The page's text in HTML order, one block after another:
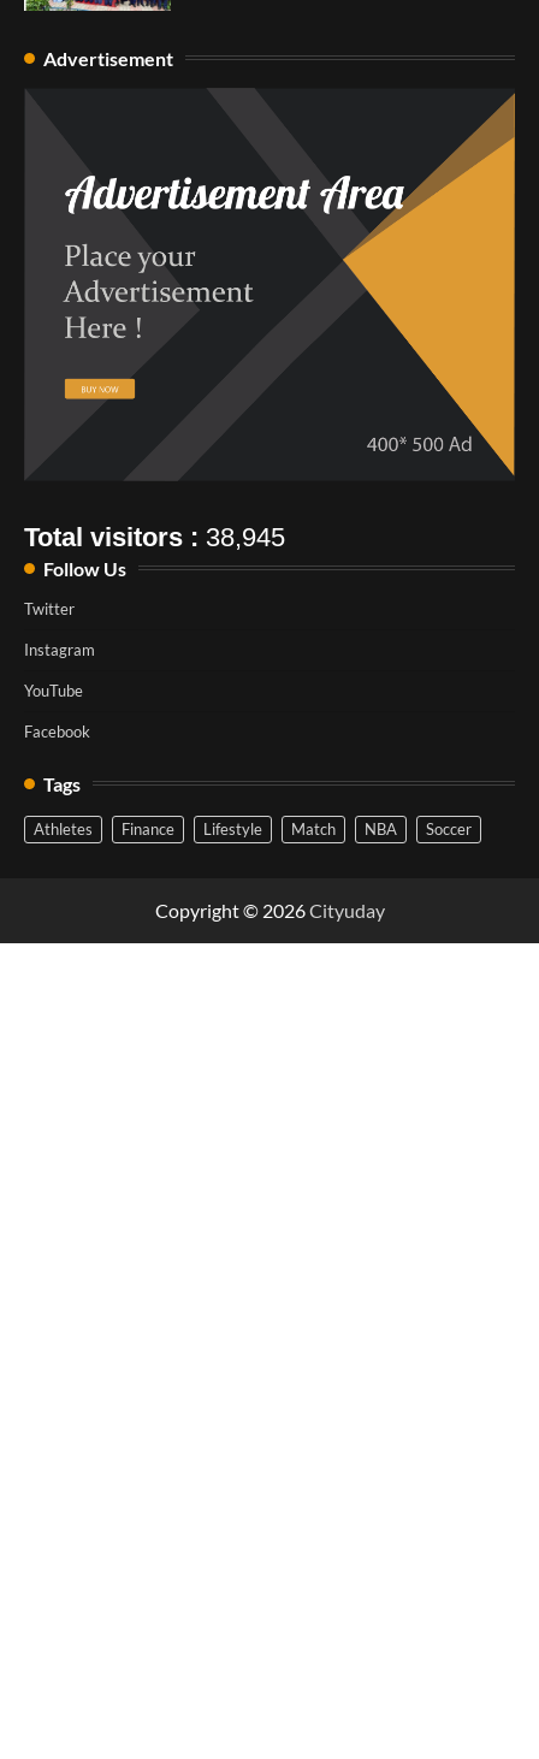
Advertisement
Total visitors : 38,945
Follow Us
Twitter
Instagram
YouTube
Facebook
Tags
Athletes Finance Lifestyle Match NBA Soccer
Copyright © 2026Cityuday